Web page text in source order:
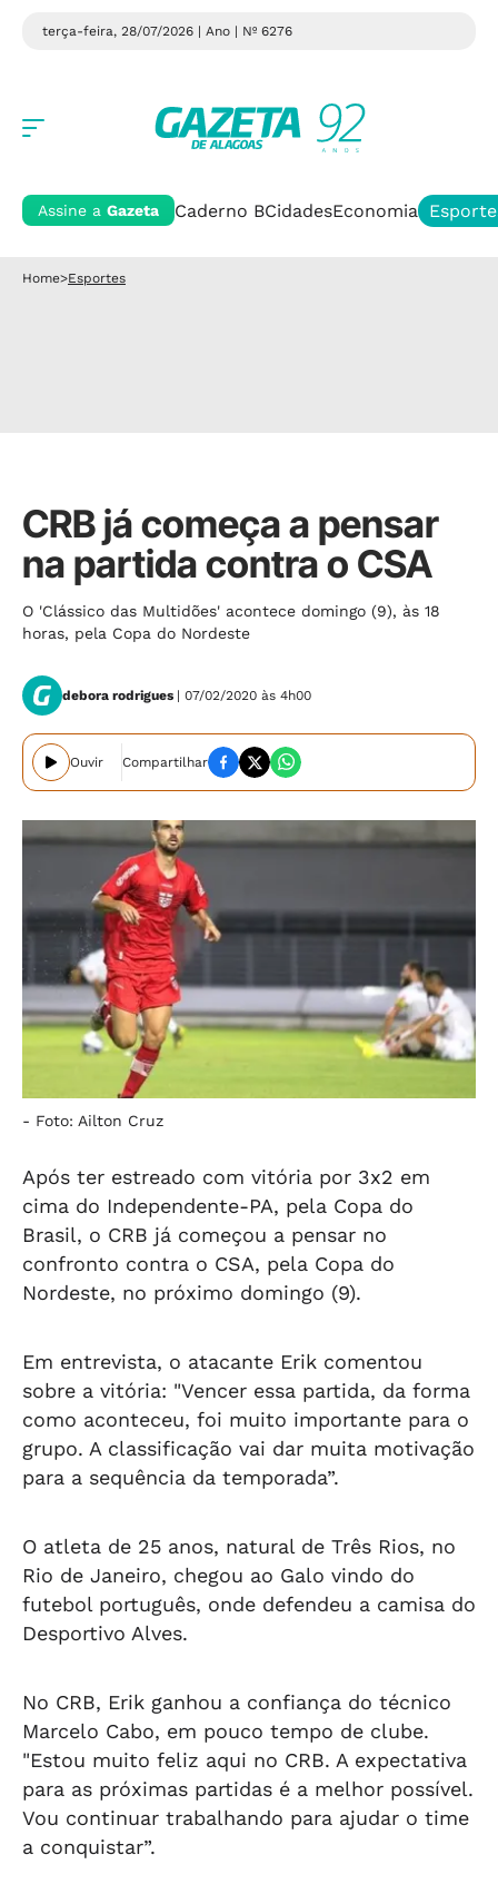
terça-feira, 28/07/2026 | Ano | Nº 6276
Assine a Gazeta Caderno BCidadesEconomia
Home>Esportes
CRB já começa a pensar
na partida contra o CSA
O 'Clássico das Multidões' acontece domingo (9), às 18
horas, pela Copa do Nordeste
debora rodrigues | 07/02/2020 às 4h00
Ouvir Compartilhar
- Foto: Ailton Cruz
Após ter estreado com vitória por 3x2 em
cima do Independente-PA, pela Copa do
Brasil, o CRB já começou a pensar no
confronto contra o CSA, pela Copa do
Nordeste, no próximo domingo (9).
Em entrevista, o atacante Erik comentou
sobre a vitória: "Vencer essa partida, da forma
como aconteceu, foi muito importante para o
grupo. A classificação vai dar muita motivação
para a sequência da temporada”.
O atleta de 25 anos, natural de Três Rios, no
Rio de Janeiro, chegou ao Galo vindo do
futebol português, onde defendeu a camisa do
Desportivo Alves.
No CRB, Erik ganhou a confiança do técnico
Marcelo Cabo, em pouco tempo de clube.
"Estou muito feliz aqui no CRB. A expectativa
para as próximas partidas é a melhor possível.
Vou continuar trabalhando para ajudar o time
a conquistar”.